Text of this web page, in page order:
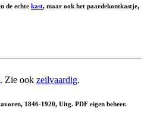
de echte kast, maar ook het paardekontkastje,
. Zie ook zeilvaardig.
1846-1920, Uitg. PDF eigen beheer.